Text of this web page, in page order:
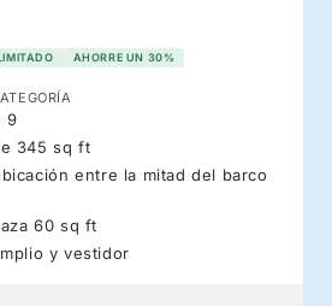
AHORRE UN 30%
9
345 sq ft
entre la mitad del barco
60 sq ft
y vestidor